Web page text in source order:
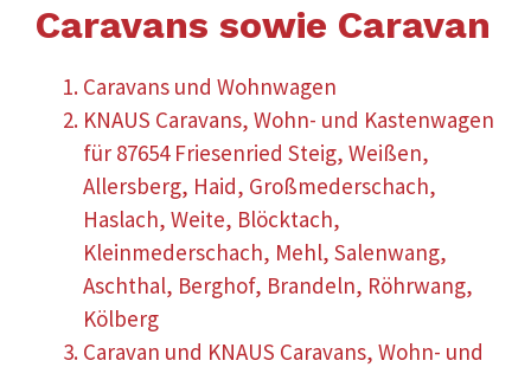
Caravans sowie Caravan
Caravans und Wohnwagen
KNAUS Caravans, Wohn- und Kastenwagen
für 87654 Friesenried Steig, Weißen,
Allersberg, Haid, Großmederschach,
Haslach, Weite, Blöcktach,
Kleinmederschach, Mehl, Salenwang,
Aschthal, Berghof, Brandeln, Röhrwang,
Kölberg
Caravan und KNAUS Caravans, Wohn- und